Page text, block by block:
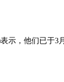
，他们已于3